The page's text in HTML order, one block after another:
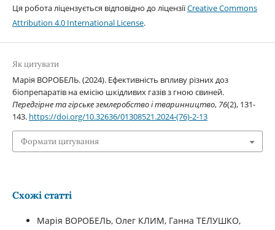
Ця робота ліцензується відповідно до ліцензіїCreative Commons
Attribution 4.0 International License.
Як цитувати
Марія ВОРОБЕЛЬ. (2024). Ефективність впливу різних доз
біопрепаратів на емісію шкідливих газів з гною свиней.
Передгірне та гірське землеробство і тваринництво, 76(2), 131-
143. https://doi.org/10.32636/01308521.2024-(76)-2-13
Формати цитування
Схожі статті
Марія ВОРОБЕЛЬ, Олег КЛИМ, Ганна ТЕЛУШКО,